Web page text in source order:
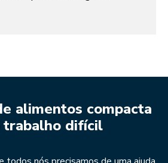
alimentos compacta
trabalho difícil